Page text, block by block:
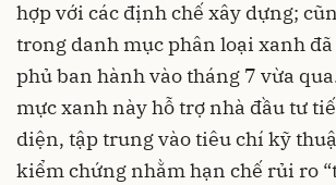
hợp với các định chế xây dựng;
trong danh mục phân loại xanh
phủ ban hành vào tháng 7 vừa
mực xanh này hỗ trợ nhà đầu tư
diện, tập trung vào tiêu chí kỹ
kiểm chứng nhằm hạn chế rủi ro